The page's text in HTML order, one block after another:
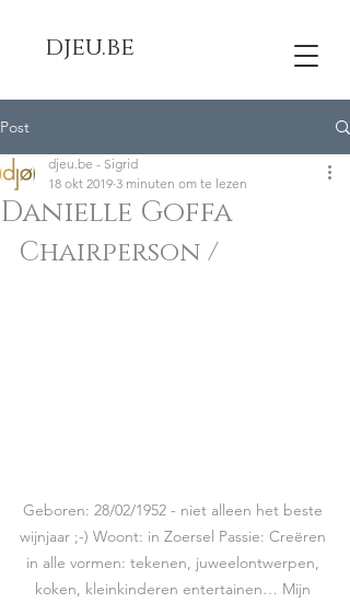
djeu.be
Post
Danielle Goffa
djeu.be - Sigrid
18 okt 2019 3 minuten om te lezen
Chairperson /
Geboren: 28/02/1952 - niet alleen het beste
wijnjaar ;-) Woont: in Zoersel Passie: Creëren
in alle vormen: tekenen, juweelontwerpen,
koken, kleinkinderen entertainen… Mijn